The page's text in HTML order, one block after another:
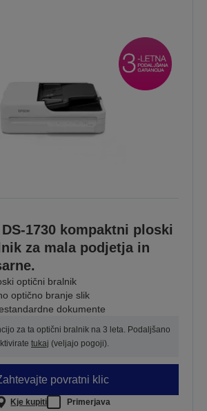
1730 kompaktni ploski
za mala podjetja in
optični bralnik
optično branje slik
dokumente
za ta optični bralnik na 3 leta. Podaljšano
tukaj (veljajo pogoji).
povratni klic
Kje kupiti Primerjava